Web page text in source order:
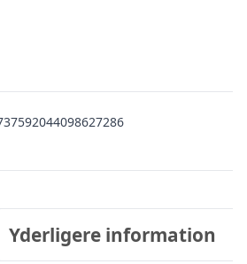
Yderligere information